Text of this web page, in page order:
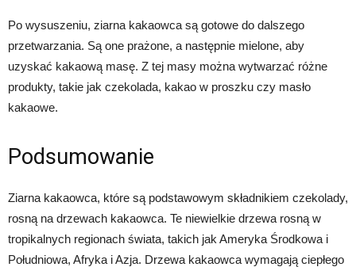
Po wysuszeniu, ziarna kakaowca są gotowe do dalszego
przetwarzania. Są one prażone, a następnie mielone, aby
uzyskać kakaową masę. Z tej masy można wytwarzać różne
produkty, takie jak czekolada, kakao w proszku czy masło
kakaowe.
Podsumowanie
Ziarna kakaowca, które są podstawowym składnikiem czekolady,
rosną na drzewach kakaowca. Te niewielkie drzewa rosną w
tropikalnych regionach świata, takich jak Ameryka Środkowa i
Południowa, Afryka i Azja. Drzewa kakaowca wymagają ciepłego